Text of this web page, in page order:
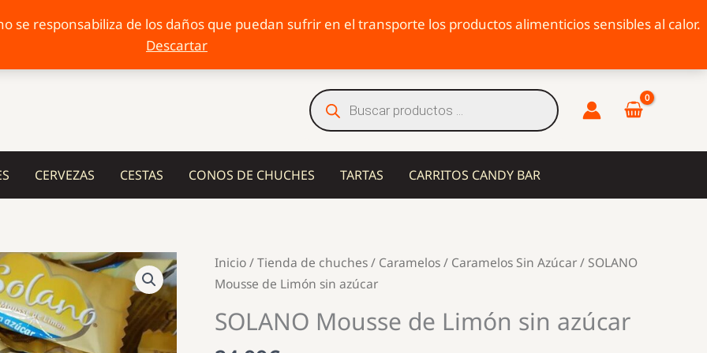
se responsabiliza de los daños que puedan sufrir en el transporte los productos alimenticios sensibles al calor.
Descartar
Búsqueda
de
productos
CERVEZAS CESTAS CONOS DE CHUCHES TARTAS CARRITOS CANDY BAR
Inicio/Tienda de chuches/ Caramelos/ Caramelos Sin Azúcar/ SOLANO
Mousse de Limón sin azúcar
SOLANO Mousse de Limón sin azúcar